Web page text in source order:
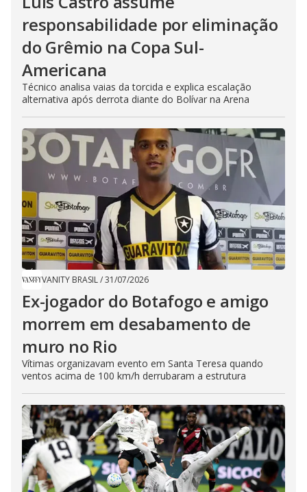
responsabilidade por eliminação
do Grêmio na Copa Sul-
Americana
Técnico analisa vaias da torcida e explica escalação
alternativa após derrota diante do Bolívar na Arena
VANITY BRASIL/31/07/2026
Ex-jogador do Botafogo e amigo
morrem em desabamento de
muro no Rio
Vítimas organizavam evento em Santa Teresa quando
ventos acima de 100 km/h derrubaram a estrutura